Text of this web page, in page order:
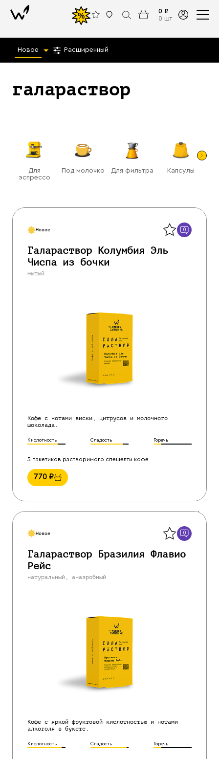
%
0 ₽
0 шт
Новое Расширенный
галараствор
Для
эспрессо
Под молочко Для фильтра Капсулы
Новое 0
Галараствор Колумбия Эль
Чиспа из бочки
мытый
Кофе с нотами виски, цитрусов и молочного
шоколада.
Кислотность Сладость Горечь
5 пакетиков растворимого спешелти кофе
770 ₽
Новое 0
Галараствор Бразилия Флавио
Рейс
натуральный, анаэробный
Кофе с яркой фруктовой кислотностью и нотами
алкоголя в букете.
Кислотность Сладость Горечь